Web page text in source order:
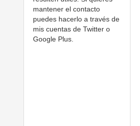
mantener el contacto
puedes hacerlo a través de
mis cuentas de Twitter o
Google Plus.